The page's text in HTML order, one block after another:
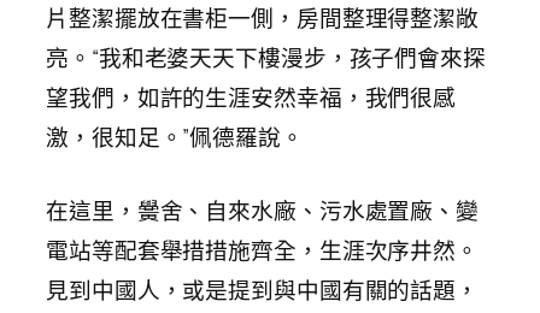
片整潔擺放在書柜一側，房間整理得整潔敞
亮。“我和老婆天天下樓漫步，孩子們會來探
望我們，如許的生涯安然幸福，我們很感
激，很知足。”佩德羅說。
在這里，黌舍、自來水廠、污水處置廠、變
電站等配套舉措措施齊全，生涯次序井然。
見到中國人，或是提到與中國有關的話題，